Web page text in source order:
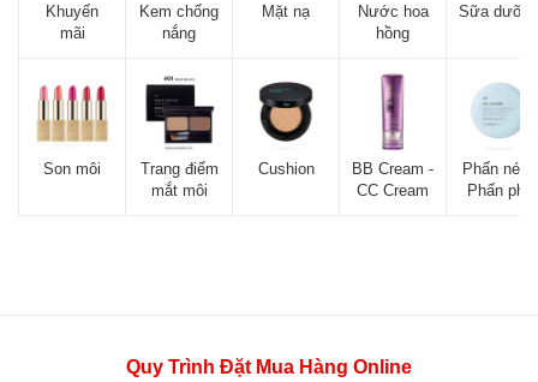
Khuyến
mãi
Kem chống
nắng
Mặt nạ
Nước hoa
hồng
Sữa
Son môi
Trang điểm
mắt môi
Cushion
BB Cream -
CC Cream
Phấn nén -
Phấn phủ
Quy Trình Đặt Mua Hàng Online